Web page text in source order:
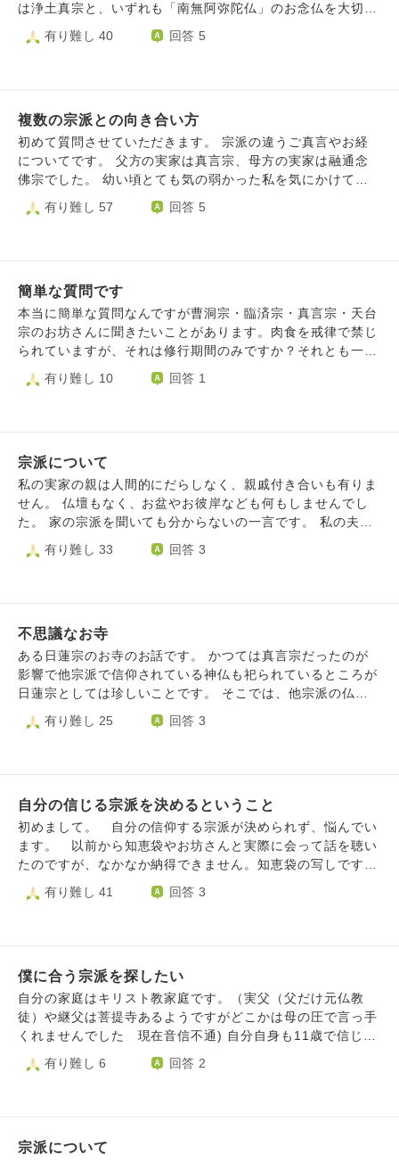
は浄土真宗と、いずれも「南無阿弥陀仏」のお念仏を大切に
する家庭で育ちました。現在は実家を離れ、一人暮らしをし
ております。 ​数年前、御朱印を集めるのをきっかけに通い
するようになり、また自分自身で家系図を作るようになって
からは、ご先祖様や命への意識がより強くなっていきまし
た。 ​しかし近年になり、「自分のしてきたことは、本当に
正しかったのだろうか」と頭を悩ませるようになりました。
べきだったのではないか、自分のエゴ（自力や欲）が肥大化
正しかったのか」という葛藤の中で、自分を責めて苦しくな
っております。 ​お坊さま方より、この心のありようについ
てご示教をいただけますと幸いです。どうぞよろしくお願い
いたします。
有り難し 40 回答 5
複数の宗派との向き合い方
初めて質問させていただきます。 宗派の違うご真言やお経
についてです。 父方の実家は真言宗、母方の実家は融通念
佛宗でした。 幼い頃とても気の弱かった私を気にかけてく
れた父方の祖父に、毎朝七回、「おんかかかびさんまえいそ
わか」と唱えて小さな仏様に手を合わせるように教えてもら
に親しみを持ち、何の違和感も抱いたことがありません。
それなのに、結婚後に夫の実家の法事で初めて南妙法蓮華経
と聞いたときは、大げさかもしれませんがカルチャーショッ
クのようなものを受けました。夫の実家は日蓮宗です。 違
を感じてしまいます。 日蓮宗のことをよく知れば解消する
きですし、般若心経やお地蔵さまのご真言に心が安らぎま
す。 反面、これら他宗派のお経やご真言を心の中でも唱え
ることは罰当たりな気もしています。 将来は、ひとりぼっ
ちは嫌なので夫と同じお墓に入りたいです。 慣れ親しんだ
になりたい⋯こんな私は将来成仏できますか？ 他宗派のお
有り難し 57 回答 5
簡単な質問です
本当に簡単な質問なんですが曹洞宗・臨済宗・真言宗・天台
宗のお坊さんに聞きたいことがあります。肉食を戒律で禁じ
られていますが、それは修行期間のみですか？それとも一生
ずーと続くものですか？
有り難し 10 回答 1
宗派について
私の実家の親は人間的にだらしなく、親戚付き合いも有りま
せん。 仏壇もなく、お盆やお彼岸なども何もしませんでし
た。 家の宗派を聞いても分からないの一言です。 私の夫の
両親は、特殊な宗教を信仰しており、私も夫もその宗教を信
仰したくない考えです。夫も以前の宗派が分からない状態で
いのですが、勝手に信仰しても大丈夫でしょうか？真言宗の
お寺に相談に行った方が良いでしょうか？ また、お寺で空
海様や覚鑁様の勉強会など行っている所など有りますでしょ
うか？ 個人的には真言宗のお坊さんの勉強などもしたいと
有り難し 33 回答 3
不思議なお寺
ある日蓮宗のお寺のお話です。 かつては真言宗だったのが
影響で他宗派で信仰されている神仏も祀られているところが
日蓮宗としては珍しいことです。 そこでは、他宗派の仏具
や他宗派で信仰されている仏像、他宗派の位牌の開眼供養も
引き受けて下さいます。 例えば、法華経による木剣加持で
私は真言宗の信者ですが、他宗派のお寺や他宗派で開眼され
た仏像も金剛合掌をして真言を唱えていましたが、後からな
んだか気になり始めました。
有り難し 25 回答 3
自分の信じる宗派を決めるということ
初めまして。 自分の信仰する宗派が決められず、悩んでい
ます。 以前から知恵袋やお坊さんと実際に会って話を聴い
たのですが、なかなか納得できません。知恵袋の写しですが
ご指南頂けたら幸いです。 私は信州住みの高校生で、家
の宗派は浄土宗西山派(亡き祖父が山寺の住職だった)で母方
いと感じています。空海様、良忍様、明恵様、覚鑁様、道範
様、木食弾誓様、弁栄様などを尊敬、教えを学びたいと思っ
ています。 実は以前大正大学への進学計画がありました。
近所の天台寺に弟子入りするか、母方の智山寺へお願いし
度は見送りました。結局、•興味があるだけでは食べていけ
た。 興味のあるジャンルはかなり絞れていて、各宗派の教
有り難し 41 回答 3
僕に合う宗派を探したい
自分の家庭はキリスト教家庭です。（実父（父だけ元仏教
徒）や継父は菩提寺あるようですがどこかは母の圧で言っ手
くれませんでした 現在音信不通) 自分自身も11歳で信じて
いましたが、うちの家庭が信じやすい家庭だからって牧師達
がやりたい放題にめちゃくちゃな制限や指導（学校関係など
たアニメの「一休さん」や京都奈良の修学旅行を通して仏教
有り難し 6 回答 2
宗派について